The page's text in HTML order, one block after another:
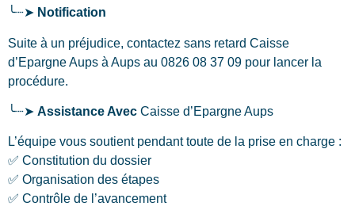
╰┈➤ Notification
Suite à un préjudice, contactez sans retard Caisse
d’Epargne Aups à Aups au 0826 08 37 09 pour lancer la
procédure.
╰┈➤ Assistance Avec Caisse d’Epargne Aups
L’équipe vous soutient pendant toute de la prise en charge :
✅ Constitution du dossier
✅ Organisation des étapes
✅ Contrôle de l’avancement